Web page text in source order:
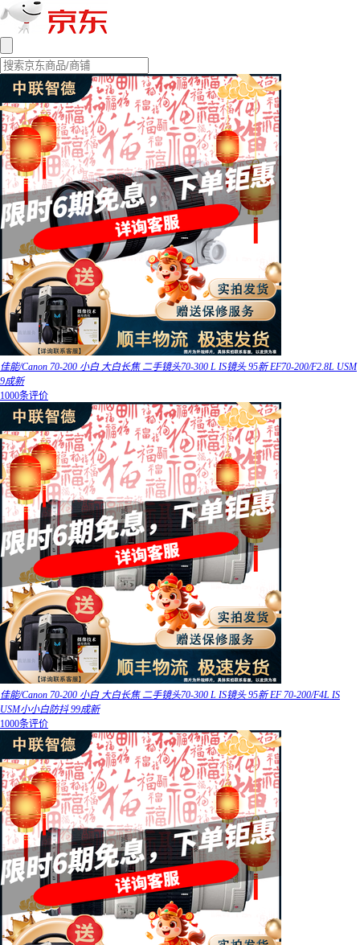
佳能/Canon 70-200 小白 大白长焦 二手镜头70-300 L IS镜头 95新 EF70-200/F2.8L USM
9成新
1000条评价
佳能/Canon 70-200 小白 大白长焦 二手镜头70-300 L IS镜头 95新 EF 70-200/F4L IS
USM小小白防抖 99成新
1000条评价